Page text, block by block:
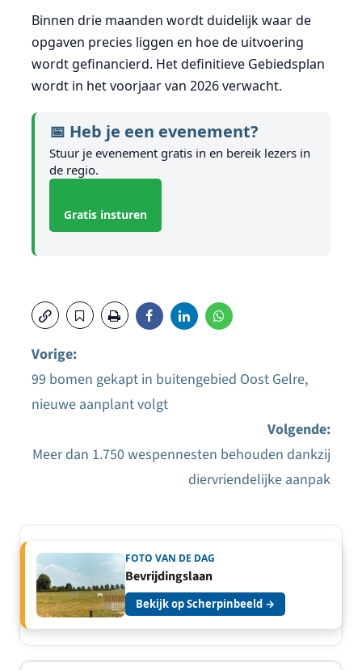
Binnen drie maanden wordt duidelijk waar de
opgaven precies liggen en hoe de uitvoering
wordt gefinancierd. Het definitieve Gebiedsplan
wordt in het voorjaar van 2026 verwacht.
📅 Heb je een evenement?
Stuur je evenement gratis in en bereik lezers in
de regio.
Gratis insturen
Bericht
Vorige:
99 bomen gekapt in buitengebied Oost Gelre,
nieuwe aanplant volgt
Volgende:
Meer dan 1.750 wespennesten behouden dankzij
diervriendelijke aanpak
FOTO VAN DE DAG
Bevrijdingslaan
Bekijk op Scherpinbeeld →